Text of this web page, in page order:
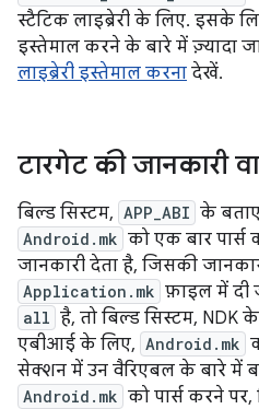
स्टैटिक लाइब्रेरी के लिए. इसके
इस्तेमाल करने के बारे में ज़्यादा
लाइब्रेरी इस्तेमाल करना देखें.
टारगेट की जानकारी
बिल्ड सिस्टम, APP_ABI के
Android.mk को एक बार पार्स
जानकारी देता है, जिसकी
Application.mk फ़ाइल में दी
all है, तो बिल्ड सिस्टम, NDK
एबीआई के लिए, Android.mk
सेक्शन में उन वैरिएबल के बारे में
Android.mk को पार्स करने